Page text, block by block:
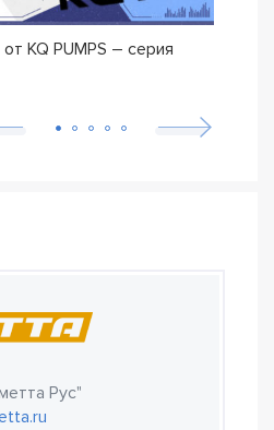
KQ PUMPS – серия
Рус"